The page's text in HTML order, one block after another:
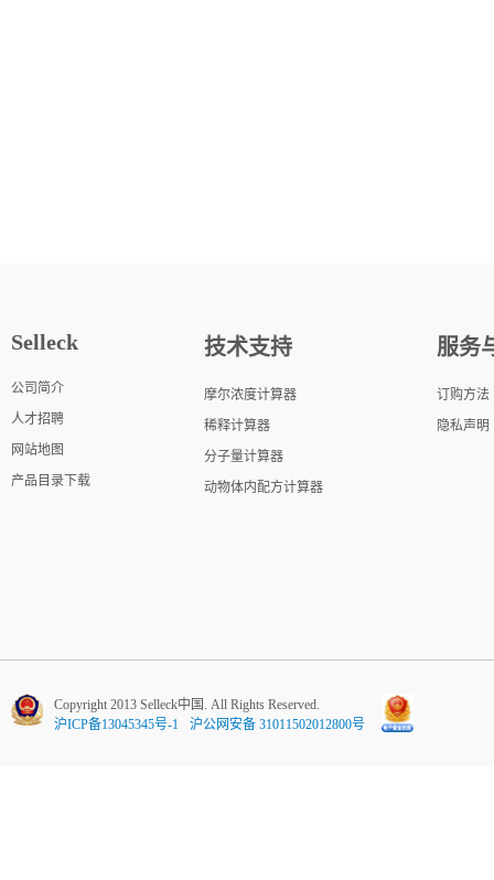
Selleck
公司简介
人才招聘
网站地图
产品目录下载
技术支持
摩尔浓度计算器
稀释计算器
分子量计算器
动物体内配方计算器
服务
订购方法
隐私声明
Copyright 2013 Selleck中国. All Rights Reserved.
沪ICP备13045345号-1
沪公网安备 31011502012800号